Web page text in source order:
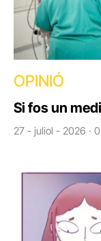
OPINIÓ
Si fos un
27 - juliol - 2026 ·